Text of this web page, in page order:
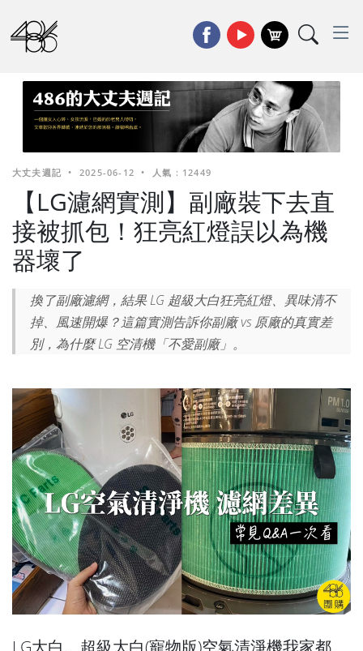
大丈夫週記 • 2025-06-12 • 人氣 : 12449
【LG濾網實測】副廠裝下去直
接被抓包！狂亮紅燈誤以為機
器壞了
換了副廠濾網，結果 LG 超級大白狂亮紅燈、異味清不
掉、風速開爆？這篇實測告訴你副廠 vs 原廠的真實差
別，為什麼 LG 空清機「不愛副廠」。
LG大白、超級大白(寵物版)空氣清淨機我家都